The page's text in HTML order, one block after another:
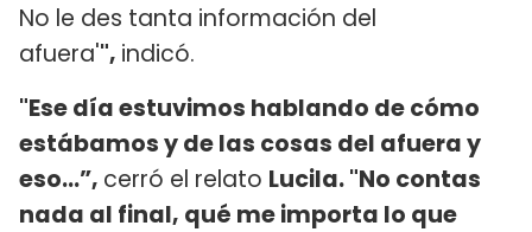
No le des tanta información del
afuera'", indicó.
"Ese día estuvimos hablando de cómo
estábamos y de las cosas del afuera y
eso…”, cerró el relato Lucila. "No contas
nada al final, qué me importa lo que